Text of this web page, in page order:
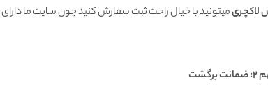
لاکچریمیتونید با خیال راحت ثبت سفارش کنید چون سایت ما دارای